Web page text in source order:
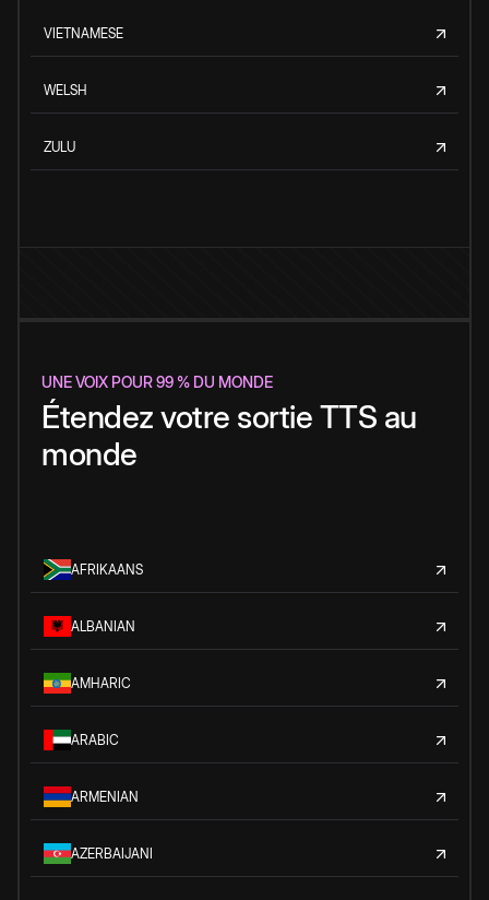
VIETNAMESE
WELSH
ZULU
UNE VOIX POUR 99 % DU MONDE
Étendez votre sortie TTS au
monde
AFRIKAANS
ALBANIAN
AMHARIC
ARABIC
ARMENIAN
AZERBAIJANI